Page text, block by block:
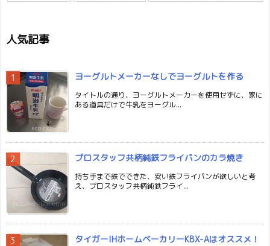
人気記事
ヨーグルトメーカーなしでヨーグルトを作る
タイトルの通り、ヨーグルトメーカーを使用せずに、家に
ある道具だけで牛乳をヨーグル...
プロスタッフ共柄純鉄フライパンのカラ焼き
持ち手まで鉄でできた、安い鉄フライパンが欲しいと考
え、プロスタッフ共柄純鉄フライ...
タイガーIHホームベーカリーKBX-Aはオススメ！